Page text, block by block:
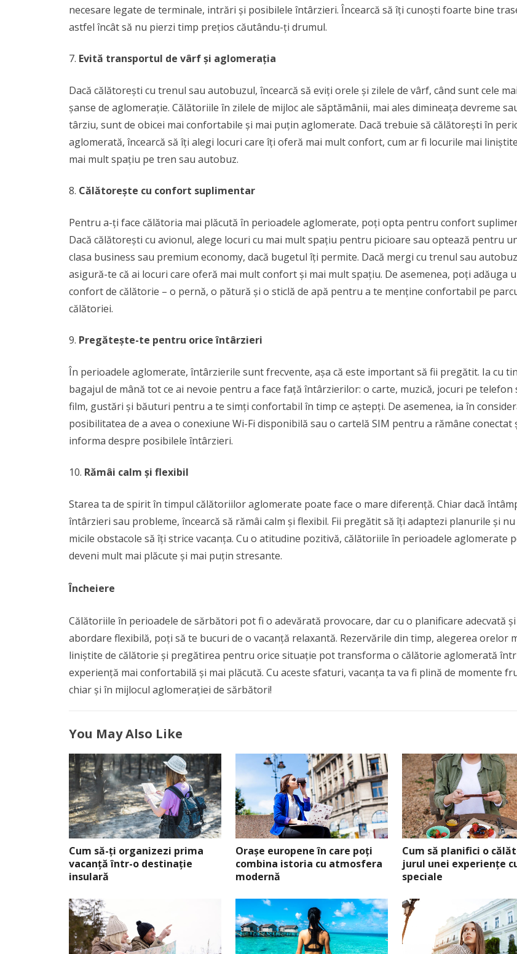
necesare legate de terminale, intrări și posibilele întârzieri. Încearcă să îți cunoști foarte bine
astfel încât să nu pierzi timp prețios căutându-ți drumul.
Evită transportul de vârf și aglomerația
Dacă călătorești cu trenul sau autobuzul, încearcă să eviți orele și zilele de vârf, când sunt cele
șanse de aglomerație. Călătoriile în zilele de mijloc ale săptămânii, mai ales dimineața devreme
târziu, sunt de obicei mai confortabile și mai puțin aglomerate. Dacă trebuie să călătorești în
aglomerată, încearcă să îți alegi locuri care îți oferă mai mult confort, cum ar fi locurile mai
mai mult spațiu pe tren sau autobuz.
Călătorește cu confort suplimentar
Pentru a-ți face călătoria mai plăcută în perioadele aglomerate, poți opta pentru confort
Dacă călătorești cu avionul, alege locuri cu mai mult spațiu pentru picioare sau optează pentru
clasa business sau premium economy, dacă bugetul îți permite. Dacă mergi cu trenul sau
asigură-te că ai locuri care oferă mai mult confort și mai mult spațiu. De asemenea, poți adăuga
confort de călătorie – o pernă, o pătură și o sticlă de apă pentru a te menține confortabil pe
călătoriei.
Pregătește-te pentru orice întârzieri
În perioadele aglomerate, întârzierile sunt frecvente, așa că este important să fii pregătit. Ia cu
bagajul de mână tot ce ai nevoie pentru a face față întârzierilor: o carte, muzică, jocuri pe telefon
film, gustări și băuturi pentru a te simți confortabil în timp ce aștepți. De asemenea, ia în
posibilitatea de a avea o conexiune Wi-Fi disponibilă sau o cartelă SIM pentru a rămâne conectat
informa despre posibilele întârzieri.
Rămâi calm și flexibil
Starea ta de spirit în timpul călătoriilor aglomerate poate face o mare diferență. Chiar dacă
întârzieri sau probleme, încearcă să rămâi calm și flexibil. Fii pregătit să îți adaptezi planurile și nu
micile obstacole să îți strice vacanța. Cu o atitudine pozitivă, călătoriile în perioadele aglomerate
deveni mult mai plăcute și mai puțin stresante.
Încheiere
Călătoriile în perioadele de sărbători pot fi o adevărată provocare, dar cu o planificare adecvată
abordare flexibilă, poți să te bucuri de o vacanță relaxantă. Rezervările din timp, alegerea orelor
liniștite de călătorie și pregătirea pentru orice situație pot transforma o călătorie aglomerată
experiență mai confortabilă și mai plăcută. Cu aceste sfaturi, vacanța ta va fi plină de momente
chiar și în mijlocul aglomerației de sărbători!
You May Also Like
Cum să-ți organizezi prima
vacanță într-o destinație
insulară
Orașe europene în care poți
combina istoria cu atmosfera
modernă
Cum să planifici o
jurul unei experiențe
speciale